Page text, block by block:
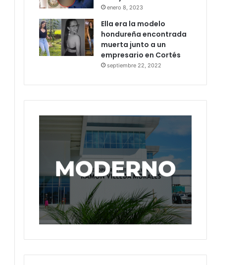
enero 8, 2023
Ella era la modelo
hondureña encontrada
muerta junto a un
empresario en Cortés
septiembre 22, 2022